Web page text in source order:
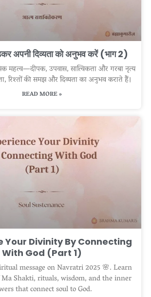
अपनी दिव्यता को अनुभव करें (भाग 2)
महत्व—दीपक, उपवास, सात्विकता और गरबा नृत्य
रिश्तों की समझ और दिव्यता का अनुभव कराते हैं।
READ MORE »
Your Divinity By Connecting
With God (Part 1)
message on Navratri 2025 🌸. Learn
Shakti, rituals, wisdom, and the inner
that connect soul to God.